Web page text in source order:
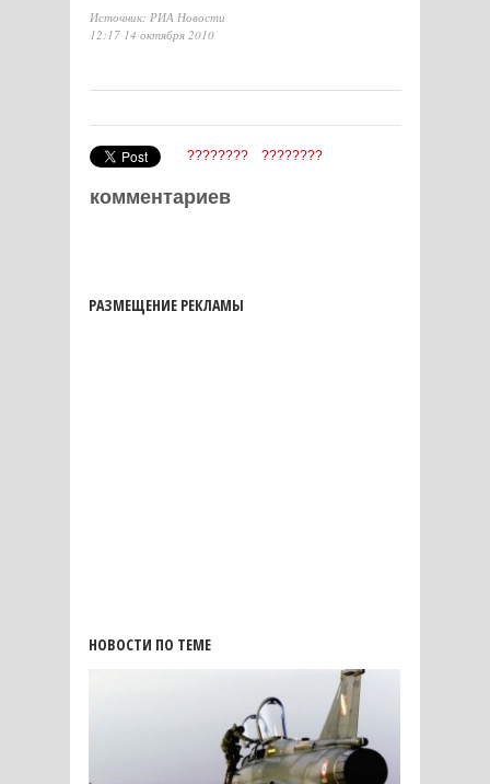
Источник: РИА Новости
12:17 14 октября 2010
???????? ????????
комментариев
РАЗМЕЩЕНИЕ РЕКЛАМЫ
НОВОСТИ ПО ТЕМЕ